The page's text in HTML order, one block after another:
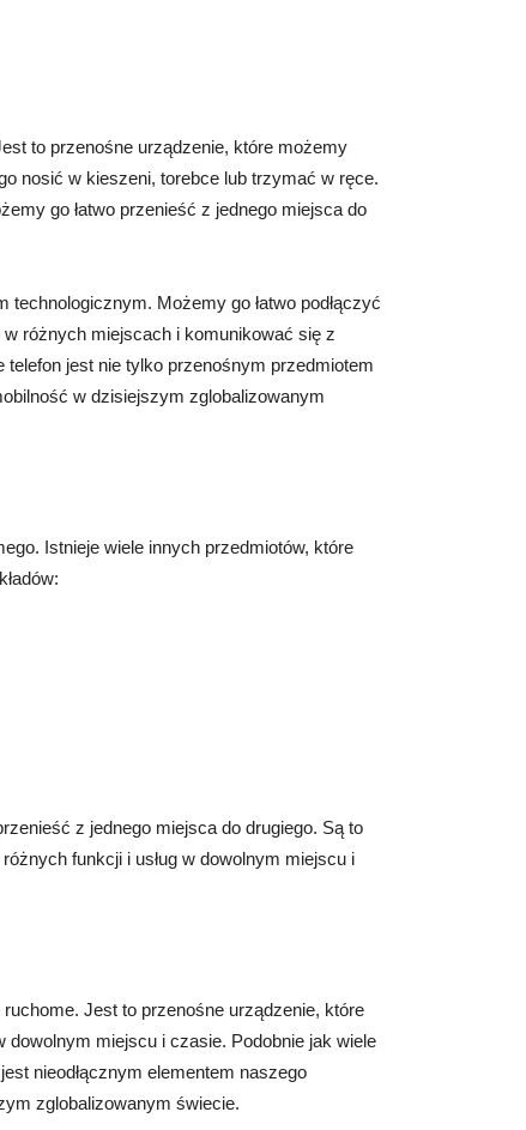
to przenośne urządzenie, które możemy
nosić w kieszeni, torebce lub trzymać w ręce.
go łatwo przenieść z jednego miejsca do
Możemy go łatwo podłączyć
różnych miejscach i komunikować się z
telefon jest nie tylko przenośnym przedmiotem
w dzisiejszym zglobalizowanym
Istnieje wiele innych przedmiotów, które
z jednego miejsca do drugiego. Są to
funkcji i usług w dowolnym miejscu i
Jest to przenośne urządzenie, które
miejscu i czasie. Podobnie jak wiele
nieodłącznym elementem naszego
zglobalizowanym świecie.